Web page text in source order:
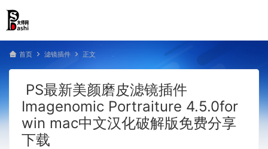
首页 滤镜插件 正文
PS最新美颜磨皮滤镜插件
Imagenomic Portraiture 4.5.0for
win mac中文汉化破解版免费分享
下载